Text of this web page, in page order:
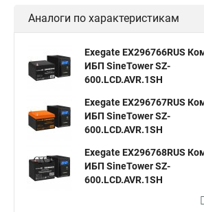
Аналоги по характеристикам
Exegate EX296766RUS
ИБП SineTower SZ-
600.LCD.AVR.1SH
Exegate EX296767RUS
ИБП SineTower SZ-
600.LCD.AVR.1SH
Exegate EX296768RUS
ИБП SineTower SZ-
600.LCD.AVR.1SH